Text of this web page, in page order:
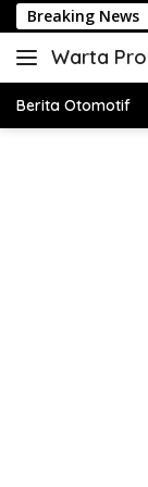
Langsung
ke
konten
Breaking News
Warta Pro
Akurat
Terpercaya
Berita Otomotif